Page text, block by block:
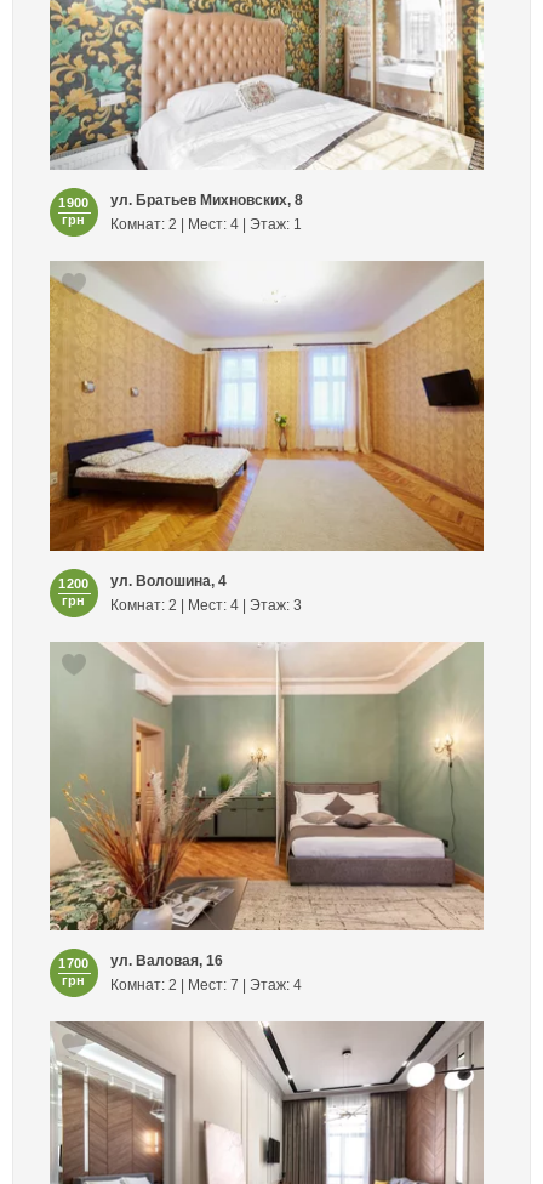
1900
грн
ул. Братьев Михновских, 8
Комнат: 2 | Мест: 4 | Этаж: 1
1200
грн
ул. Волошина, 4
Комнат: 2 | Мест: 4 | Этаж: 3
1700
грн
ул. Валовая, 16
Комнат: 2 | Мест: 7 | Этаж: 4